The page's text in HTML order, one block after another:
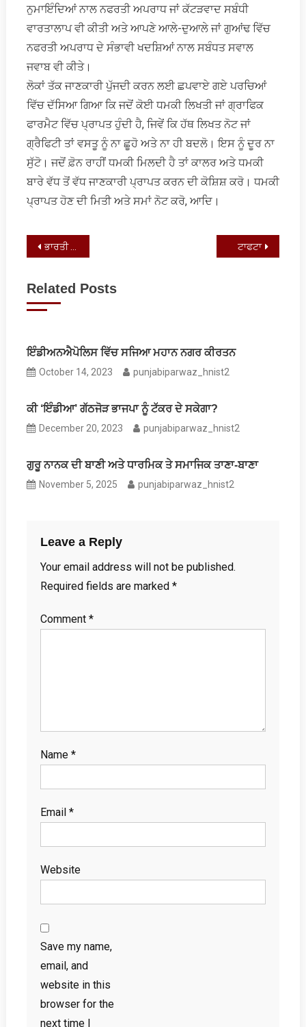
ਨੁਮਾਇੰਦਿਆਂ ਨਾਲ ਨਫਰਤੀ ਅਪਰਾਧ ਜਾਂ ਕੱਟੜਵਾਦ ਸਬੰਧੀ
ਵਾਰਤਾਲਾਪ ਵੀ ਕੀਤੀ ਅਤੇ ਆਪਣੇ ਆਲੇ-ਦੁਆਲੇ ਜਾਂ ਗੁਆਂਢ ਵਿੱਚ
ਨਫਰਤੀ ਅਪਰਾਧ ਦੇ ਸੰਭਾਵੀ ਖਦਸ਼ਿਆਂ ਨਾਲ ਸਬੰਧਤ ਸਵਾਲ
ਜਵਾਬ ਵੀ ਕੀਤੇ।
ਲੋਕਾਂ ਤੱਕ ਜਾਣਕਾਰੀ ਪੁੱਜਦੀ ਕਰਨ ਲਈ ਛਪਵਾਏ ਗਏ ਪਰਚਿਆਂ
ਵਿੱਚ ਦੱਸਿਆ ਗਿਆ ਕਿ ਜਦੋਂ ਕੋਈ ਧਮਕੀ ਲਿਖਤੀ ਜਾਂ ਗ੍ਰਾਫਿਕ
ਫਾਰਮੈਟ ਵਿੱਚ ਪ੍ਰਾਪਤ ਹੁੰਦੀ ਹੈ, ਜਿਵੇਂ ਕਿ ਹੱਥ ਲਿਖਤ ਨੋਟ ਜਾਂ
ਗ੍ਰੈਫਿਟੀ ਤਾਂ ਵਸਤੂ ਨੂੰ ਨਾ ਛੂਹੋ ਅਤੇ ਨਾ ਹੀ ਬਦਲੋ। ਇਸ ਨੂੰ ਦੂਰ ਨਾ
ਸੁੱਟੋ। ਜਦੋਂ ਫ਼ੋਨ ਰਾਹੀਂ ਧਮਕੀ ਮਿਲਦੀ ਹੈ ਤਾਂ ਕਾਲਰ ਅਤੇ ਧਮਕੀ
ਬਾਰੇ ਵੱਧ ਤੋਂ ਵੱਧ ਜਾਣਕਾਰੀ ਪ੍ਰਾਪਤ ਕਰਨ ਦੀ ਕੋਸ਼ਿਸ਼ ਕਰੋ। ਧਮਕੀ
ਪ੍ਰਾਪਤ ਹੋਣ ਦੀ ਮਿਤੀ ਅਤੇ ਸਮਾਂ ਨੋਟ ਕਰੋ, ਆਦਿ।
Post
ਭਾਰਤੀ ਸੰਸਦ ਦਾ ਸਰਦ ਰੁੱਤ ਸੈਸ਼ਨ ਆਰੰਭ ਟਾਫਟਾ
Related Posts
ਇੰਡੀਅਨਐਪੋਲਿਸ ਵਿੱਚ ਸਜਿਆ ਮਹਾਨ ਨਗਰ ਕੀਰਤਨ
October 14, 2023 punjabiparwaz_hnist2
ਕੀ ‘ਇੰਡੀਆ’ ਗੱਠਜੋੜ ਭਾਜਪਾ ਨੂੰ ਟੱਕਰ ਦੇ ਸਕੇਗਾ?
December 20, 2023 punjabiparwaz_hnist2
ਗੁਰੂ ਨਾਨਕ ਦੀ ਬਾਣੀ ਅਤੇ ਧਾਰਮਿਕ ਤੇ ਸਮਾਜਿਕ ਤਾਣਾ-ਬਾਣਾ
November 5, 2025 punjabiparwaz_hnist2
Leave a Reply
Your email address will not be published.
Required fields are marked *
Comment *
Name *
Email *
Website
Save my name,
email, and
website in this
browser for the
next time I